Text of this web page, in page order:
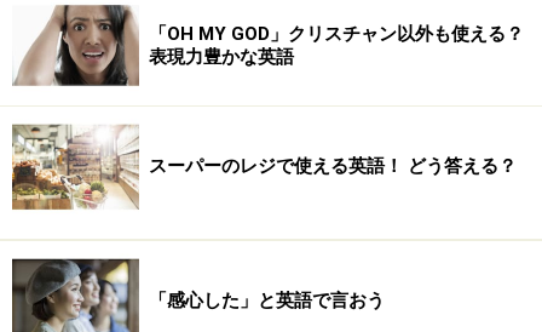
＜目次＞
「OH MY GOD」クリスチャン以外も使える？
表現力豊かな英語
スーパーのレジで使える英語！ どう答える？
「感心した」と英語で言おう